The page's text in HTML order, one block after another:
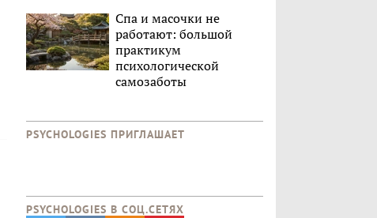
Спа и масочки не
работают: большой
практикум
психологической
самозаботы
PSYCHOLOGIES ПРИГЛАШАЕТ
PSYCHOLOGIES В CОЦ.СЕТЯХ